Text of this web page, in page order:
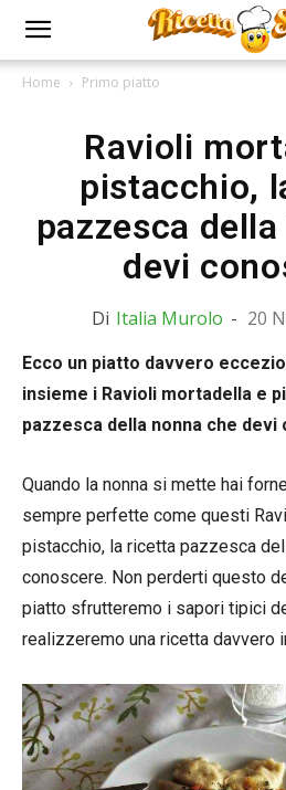
Home Primo piatto
Ravioli
pistacchio,
pazzesca
devi
Di Italia Murolo - 20
Ecco un piatto davvero
insieme i Ravioli mortadella e
pazzesca della nonna che devi
Quando la nonna si mette hai
sempre perfette come questi
pistacchio, la ricetta pazzesca
conoscere. Non perderti questo
piatto sfrutteremo i sapori tipici
realizzeremo una ricetta davvero